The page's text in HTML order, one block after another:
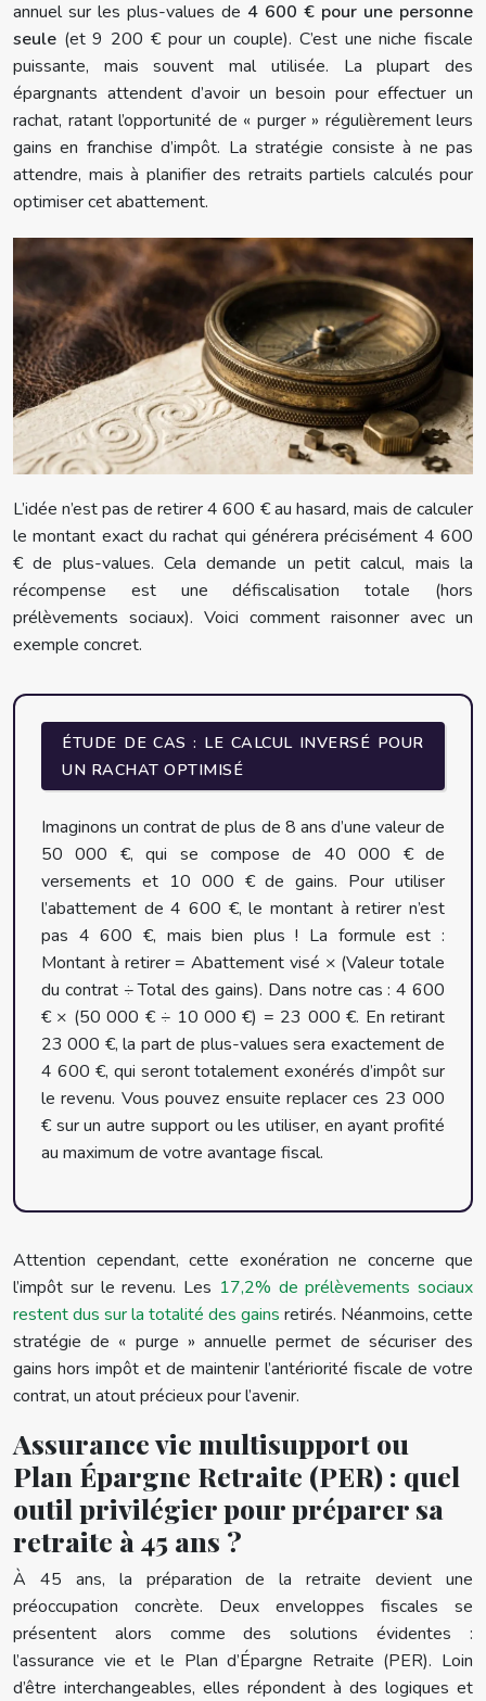
annuel sur les plus-values de 4 600 € pour une personne
seule (et 9 200 € pour un couple). C’est une niche fiscale
puissante, mais souvent mal utilisée. La plupart des
épargnants attendent d’avoir un besoin pour effectuer un
rachat, ratant l’opportunité de « purger » régulièrement leurs
gains en franchise d’impôt. La stratégie consiste à ne pas
attendre, mais à planifier des retraits partiels calculés pour
optimiser cet abattement.
L’idée n’est pas de retirer 4 600 € au hasard, mais de calculer
le montant exact du rachat qui générera précisément 4 600
€ de plus-values. Cela demande un petit calcul, mais la
récompense est une défiscalisation totale (hors
prélèvements sociaux). Voici comment raisonner avec un
exemple concret.
ÉTUDE DE CAS : LE CALCUL INVERSÉ POUR
UN RACHAT OPTIMISÉ
Imaginons un contrat de plus de 8 ans d’une valeur de
50 000 €, qui se compose de 40 000 € de
versements et 10 000 € de gains. Pour utiliser
l’abattement de 4 600 €, le montant à retirer n’est
pas 4 600 €, mais bien plus ! La formule est :
Montant à retirer = Abattement visé × (Valeur totale
du contrat ÷ Total des gains). Dans notre cas : 4 600
€ × (50 000 € ÷ 10 000 €) = 23 000 €. En retirant
23 000 €, la part de plus-values sera exactement de
4 600 €, qui seront totalement exonérés d’impôt sur
le revenu. Vous pouvez ensuite replacer ces 23 000
€ sur un autre support ou les utiliser, en ayant profité
au maximum de votre avantage fiscal.
Attention cependant, cette exonération ne concerne que
l’impôt sur le revenu. Les 17,2% de prélèvements sociaux
restent dus sur la totalité des gains retirés. Néanmoins, cette
stratégie de « purge » annuelle permet de sécuriser des
gains hors impôt et de maintenir l’antériorité fiscale de votre
contrat, un atout précieux pour l’avenir.
Assurance vie multisupport ou
Plan Épargne Retraite (PER) : quel
outil privilégier pour préparer sa
retraite à 45 ans ?
À 45 ans, la préparation de la retraite devient une
préoccupation concrète. Deux enveloppes fiscales se
présentent alors comme des solutions évidentes :
l’assurance vie et le Plan d’Épargne Retraite (PER). Loin
d’être interchangeables, elles répondent à des logiques et